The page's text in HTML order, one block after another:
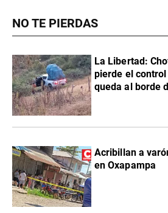
NO TE PIERDAS
La Libertad:
pierde el
queda al borde
Acribillan a
en Oxapampa